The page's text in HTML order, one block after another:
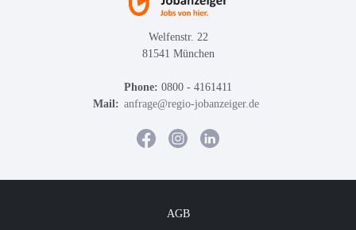
Welfenstr. 22
81541 München
Phone: 0800 - 4161411
Mail: anfrage@regio-jobanzeiger.de
AGB